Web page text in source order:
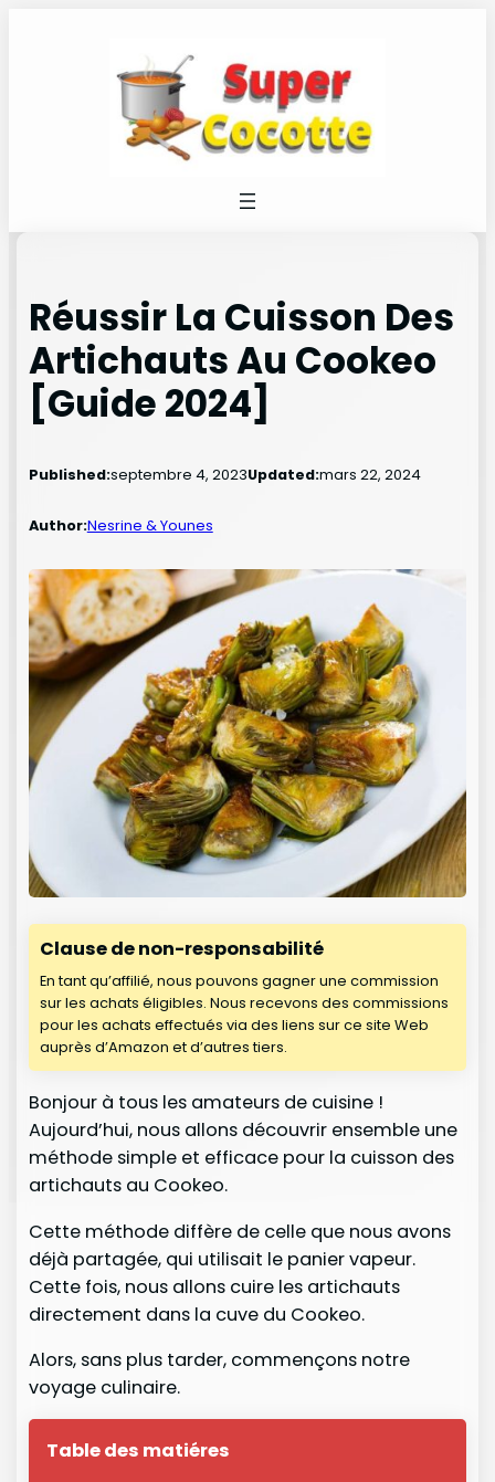
Réussir La Cuisson Des
Artichauts Au Cookeo
[Guide 2024]
Published:septembre 4, 2023Updated:mars 22, 2024
Author:Nesrine & Younes
Clause de non-responsabilité
En tant qu’affilié, nous pouvons gagner une commission
sur les achats éligibles. Nous recevons des commissions
pour les achats effectués via des liens sur ce site Web
auprès d’Amazon et d’autres tiers.
Bonjour à tous les amateurs de cuisine !
Aujourd’hui, nous allons découvrir ensemble une
méthode simple et efficace pour la cuisson des
artichauts au Cookeo.
Cette méthode diffère de celle que nous avons
déjà partagée, qui utilisait le panier vapeur.
Cette fois, nous allons cuire les artichauts
directement dans la cuve du Cookeo.
Alors, sans plus tarder, commençons notre
voyage culinaire.
Table des matiéres